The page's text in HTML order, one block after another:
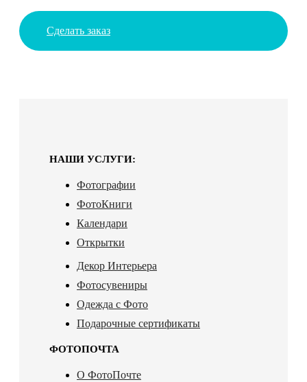
Сделать заказ
НАШИ УСЛУГИ:
Фотографии
ФотоКниги
Календари
Открытки
Декор Интерьера
Фотосувениры
Одежда с Фото
Подарочные сертификаты
ФОТОПОЧТА
О ФотоПочте